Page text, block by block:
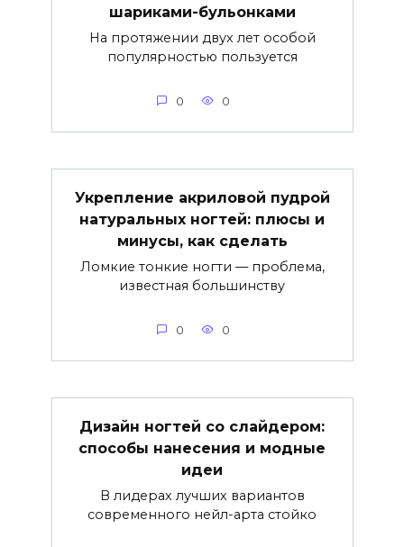
шариками-бульонками
На протяжении двух лет особой
популярностью пользуется
0 0
Укрепление акриловой пудрой
натуральных ногтей: плюсы и
минусы, как сделать
Ломкие тонкие ногти — проблема,
известная большинству
0 0
Дизайн ногтей со слайдером:
способы нанесения и модные
идеи
В лидерах лучших вариантов
современного нейл-арта стойко